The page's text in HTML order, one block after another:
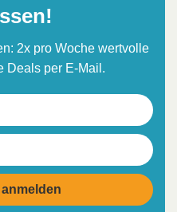
2x pro Woche wertvolle
Deals per E-Mail.